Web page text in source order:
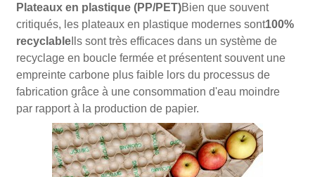
Plateaux en plastique (PP/PET)Bien que souvent
critiqués, les plateaux en plastique modernes sont100%
recyclable Ils sont très efficaces dans un système de
recyclage en boucle fermée et présentent souvent une
empreinte carbone plus faible lors du processus de
fabrication grâce à une consommation d'eau moindre
par rapport à la production de papier.